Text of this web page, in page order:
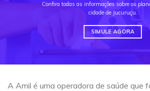
Confira todas as informações sobre os
cidade de Jucuruçu.
SIMULE AGORA
A Amil é uma operadora de saúde que